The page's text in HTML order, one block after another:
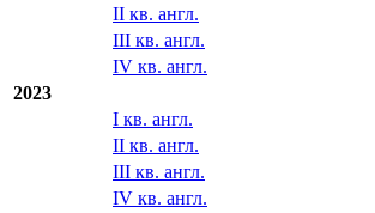
II кв. англ.
III кв. англ.
IV кв. англ.
2023
I кв. англ.
II кв. англ.
III кв. англ.
IV кв. англ.